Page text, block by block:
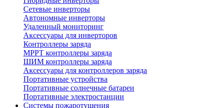
Сетевые инверторы
Автономные инверторы
Удаленный мониторинг
Аксессуары для инверторов
Контроллеры заряда
MPPT контроллеры заряда
ШИМ контроллеры заряда
Аксессуары для контроллеров заряда
Портативные устройства
Портативные солнечные батареи
Портативные электростанции
Системы пожаротушения